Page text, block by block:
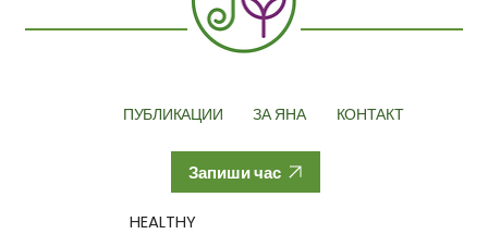
ПУБЛИКАЦИИ ЗА ЯНА КОНТАКТ
Запиши час
HEALTHY